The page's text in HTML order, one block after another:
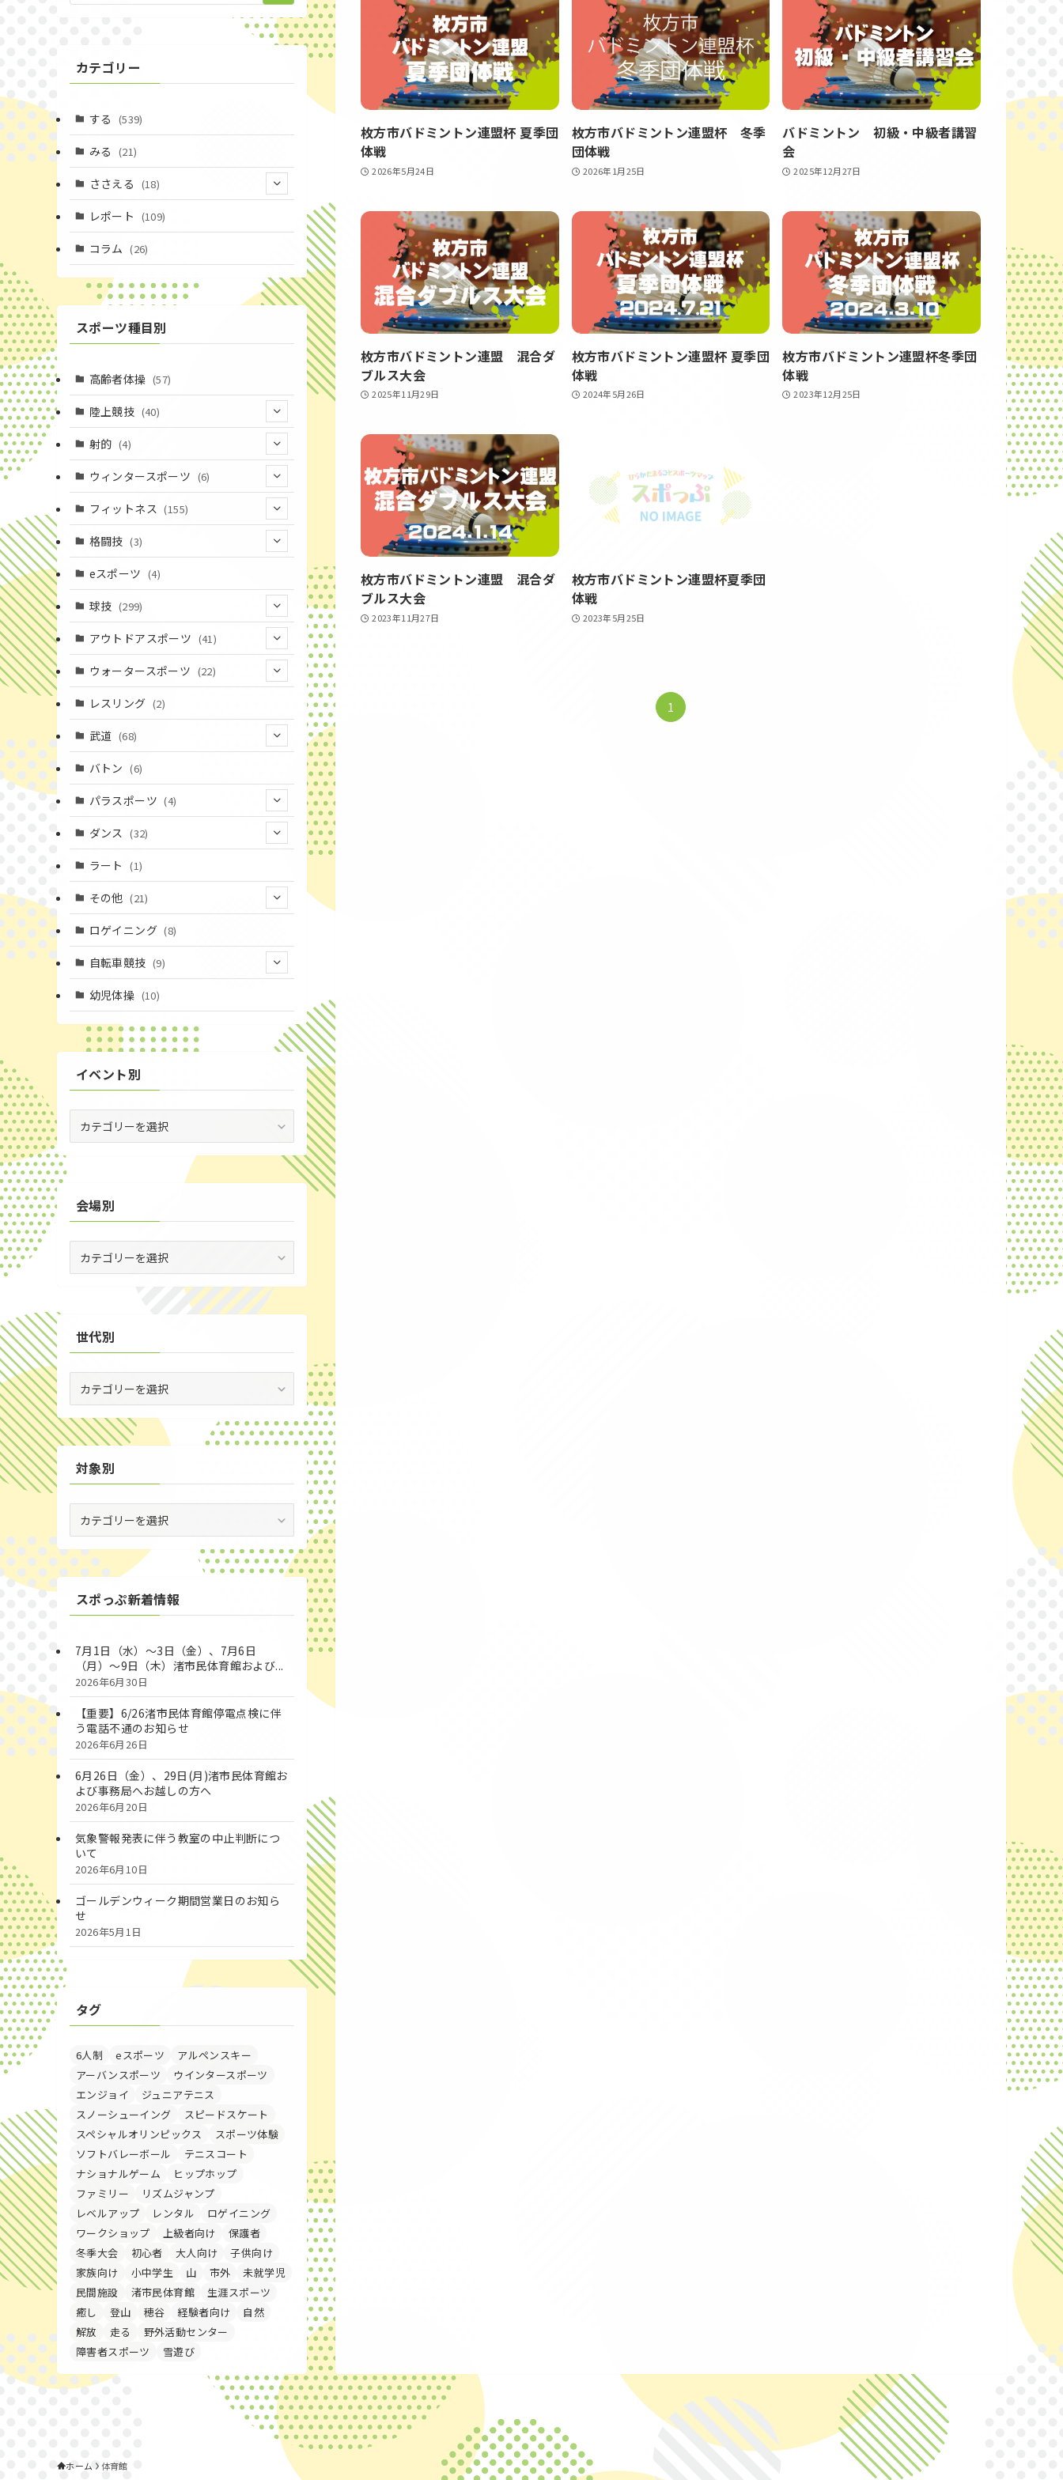
枚方市バドミントン連盟杯 夏季団
体戦
2026年5月24日
枚方市バドミントン連盟杯 冬季
団体戦
2026年1月25日
バドミントン 初級・中級者講習
会
2025年12月27日
枚方市バドミントン連盟 混合ダ
ブルス大会
2025年11月29日
枚方市バドミントン連盟杯 夏季団
体戦
2024年5月26日
枚方市バドミントン連盟杯冬季団
体戦
2023年12月25日
枚方市バドミントン連盟 混合ダ
ブルス大会
2023年11月27日
枚方市バドミントン連盟杯夏季団
体戦
2023年5月25日
1
カテゴリー
する (539)
みる (21)
ささえる (18)
(4)
(1)
レポート (109)
コラム (26)
スポーツ種目別
高齢者体操 (57)
陸上競技 (40)
(2)
(1)
射的 (4)
(4)
ウィンタースポーツ (6)
(6)
フィットネス (155)
(16)
(37)
(18)
(43)
(52)
格闘技 (3)
(3)
eスポーツ (4)
球技 (299)
(20)
(14)
(10)
(16)
(12)
(19)
(11)
(3)
(14)
(4)
(20)
(6)
(72)
(3)
(2)
(29)
(35)
アウトドアスポーツ (41)
(4)
(8)
ウォータースポーツ (22)
(7)
(15)
(1)
レスリング (2)
武道 (68)
(23)
(10)
(16)
(6)
バトン (6)
パラスポーツ (4)
ダンス (32)
(3)
(2)
ラート (1)
その他 (21)
(4)
(1)
ロゲイニング (8)
自転車競技 (9)
幼児体操 (10)
イベント別
会場別
世代別
別
対象別
別
スポっぷ新着情報
7月1日（水）～3日（金）、7月6日
（月）～9日（木）渚市民体育館および...
2026年6月30日
【重要】6/26渚市民体育館停電点検に伴
う電話不通のお知らせ
2026年6月26日
6月26日（金）、29日(月)渚市民体育館お
よび事務局へお越しの方へ
2026年6月20日
気象警報発表に伴う教室の中止判断につ
いて
2026年6月10日
ゴールデンウィーク期間営業日のお知ら
せ
2026年5月1日
タグ
6人制 eスポーツ
アルペンスキー
アーバンスポーツ
ウインタースポーツ
エンジョイ
ジュニアテニス
スノーシューイング
スピードスケート
スペシャルオリンピックス
スポーツ体験
ソフトバレーボール
テニスコート
ナショナルゲーム
ヒップホップ
ファミリー
リズムジャンプ
レベルアップ
レンタル
ロゲイニング
ワークショップ
上級者向け
保護者
冬季大会
初心者 大人向け
子供向け
家族向け
小中学生 山 市外
未就学児
民間施設
渚市民体育館
生涯スポーツ
癒し
登山 穂谷 経験者向け
自然
解放
走る
野外活動センター
障害者スポーツ
雪遊び
ホーム 体育館